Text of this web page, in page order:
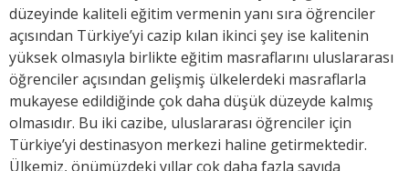
düzeyinde kaliteli eğitim vermenin yanı sıra öğrenciler
açısından Türkiye’yi cazip kılan ikinci şey ise kalitenin
yüksek olmasıyla birlikte eğitim masraflarını uluslararası
öğrenciler açısından gelişmiş ülkelerdeki masraflarla
mukayese edildiğinde çok daha düşük düzeyde kalmış
olmasıdır. Bu iki cazibe, uluslararası öğrenciler için
Türkiye’yi destinasyon merkezi haline getirmektedir.
Ülkemiz, önümüzdeki yıllar çok daha fazla sayıda